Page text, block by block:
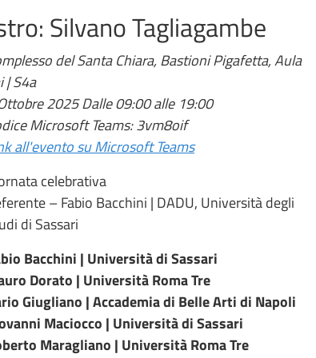
Silvano Tagliagambe
del Santa Chiara, Bastioni Pigafetta, Aula
| S4a
2025 Dalle 09:00 alle 19:00
Microsoft Teams: 3vm8oif
all'evento su Microsoft Teams
celebrativa
– Fabio Bacchini | DADU, Università degli
di Sassari
Bacchini | Università di Sassari
Dorato | Università Roma Tre
Giugliano | Accademia di Belle Arti di Napoli
Maciocco | Università di Sassari
Maragliano | Università Roma Tre